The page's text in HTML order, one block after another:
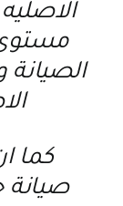
مستوي
كما
صيانة